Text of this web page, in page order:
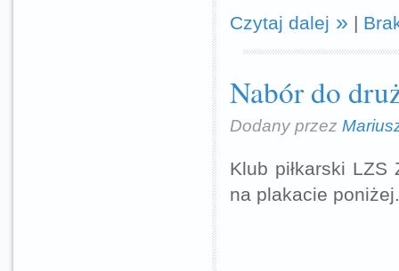
Czytaj dalej |
Nabór do
Dodany przez
Klub piłkarski LZS
na plakacie poniżej.